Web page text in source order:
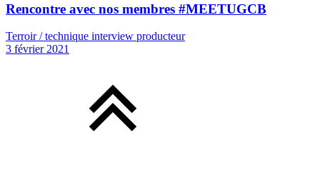
Rencontre avec nos membres #MEETUGCB
Terroir / technique interview producteur
3 février 2021